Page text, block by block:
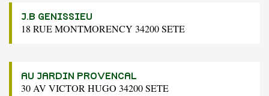
J.B GENISSIEU
18 RUE MONTMORENCY 34200 SETE
AU JARDIN PROVENCAL
30 AV VICTOR HUGO 34200 SETE